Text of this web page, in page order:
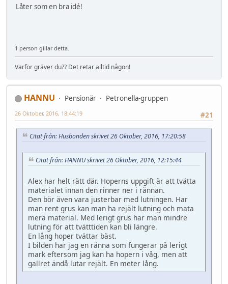
Låter som en bra idé!
1 person gillar detta.
Varför gräver du?? Det retar alltid någon!
HANNU Pensionär
Petronella-gruppen
#21
26 Oktober, 2016, 18:44:19
Citat från: Husbonden skrivet 26 Oktober, 2016, 17:20:58
Citat från: HANNU skrivet 26 Oktober, 2016, 12:15:44
Alex har helt rätt där. Hoperns uppgift är att tvätta
materialet innan den rinner ner i rännan.
Den bör även vara justerbar med lutningen. Har
man rent grus kan man ha rejält lutning och mata
mera material. Med lerigt grus har man mindre
lutning för att tvätttiden kan bli längre.
En lång hoper tvättar bäst.
I bilden har jag en ränna som fungerar på lerigt
mark eftersom jag kan ha hopern i våg, men att
gallret ändå lutar rejält. En meter lång.